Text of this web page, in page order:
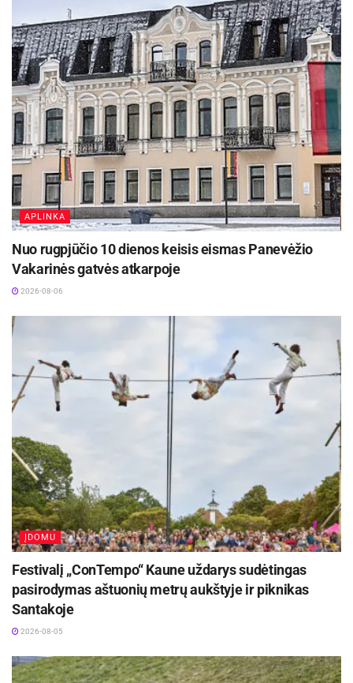
planuoti savo keliones, įvertinti galimus eismo
ribojimus bei, esant galimybei, rinktis
alternatyvius maršrutus. Atsiprašome vairuotojų
už laikinus nepatogumus ir dėkojame už
supratingumą bei bendradarbiavimą. Kviečiame
panevėžiečius ir miesto svečius palaikyti
sportininkus Lietuvos ir Baltijos šalių dviračių
plento čempionate.
Šaltinis: Panevėžio miesto savivaldybė
Panevėžio miesto savivaldybė
APLINKA
Nuo rugpjūčio 10 dienos keisis eismas Panevėžio
Vakarinės gatvės atkarpoje
2026-08-06
ĮDOMU
Festivalį „ConTempo“ Kaune uždarys sudėtingas
pasirodymas aštuonių metrų aukštyje ir piknikas
Santakoje
2026-08-05